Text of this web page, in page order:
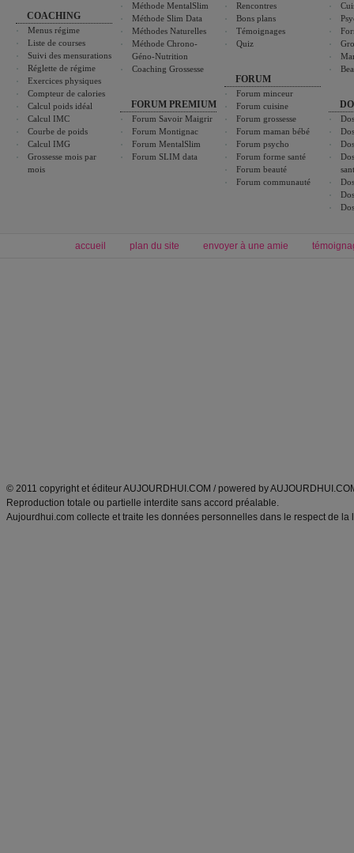
COACHING
Menus régime
Liste de courses
Suivi des mensurations
Réglette de régime
Exercices physiques
Compteur de calories
Calcul poids idéal
Calcul IMC
Courbe de poids
Calcul IMG
Grossesse mois par
mois
Méthode MentalSlim
Méthode Slim Data
Méthodes Naturelles
Méthode Chrono-
Géno-Nutrition
Coaching Grossesse
FORUM PREMIUM
Forum Savoir Maigrir
Forum Montignac
Forum MentalSlim
Forum SLIM data
Rencontres
Bons plans
Témoignages
Quiz
FORUM
Forum minceur
Forum cuisine
Forum grossesse
Forum maman bébé
Forum psycho
Forum forme santé
Forum beauté
Forum communauté
accueil plan du site envoyer à une amie
© 2011 copyright et éditeur AUJOURDHUI.COM / powered by
Reproduction totale ou partielle interdite sans accord préalable.
Aujourdhui.com collecte et traite les données personnelles dans le respect de